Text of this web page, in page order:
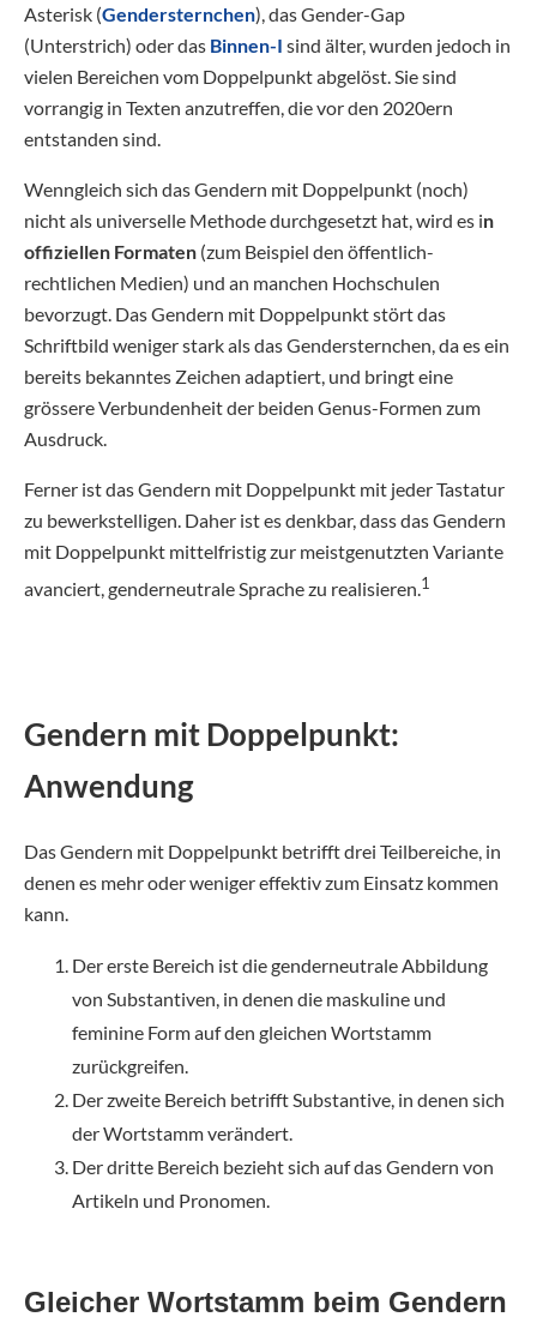
Asterisk (Gendersternchen), das Gender-Gap
(Unterstrich) oder das Binnen-I sind älter, wurden jedoch in
vielen Bereichen vom Doppelpunkt abgelöst. Sie sind
vorrangig in Texten anzutreffen, die vor den 2020ern
entstanden sind.
Wenngleich sich das Gendern mit Doppelpunkt (noch)
nicht als universelle Methode durchgesetzt hat, wird es in
offiziellen Formaten (zum Beispiel den öffentlich-
rechtlichen Medien) und an manchen Hochschulen
bevorzugt. Das Gendern mit Doppelpunkt stört das
Schriftbild weniger stark als das Gendersternchen, da es ein
bereits bekanntes Zeichen adaptiert, und bringt eine
grössere Verbundenheit der beiden Genus-Formen zum
Ausdruck.
Ferner ist das Gendern mit Doppelpunkt mit jeder Tastatur
zu bewerkstelligen. Daher ist es denkbar, dass das Gendern
mit Doppelpunkt mittelfristig zur meistgenutzten Variante
avanciert, genderneutrale Sprache zu realisieren.1
Gendern mit Doppelpunkt:
Anwendung
Das Gendern mit Doppelpunkt betrifft drei Teilbereiche, in
denen es mehr oder weniger effektiv zum Einsatz kommen
kann.
Der erste Bereich ist die genderneutrale Abbildung
von Substantiven, in denen die maskuline und
feminine Form auf den gleichen Wortstamm
zurückgreifen.
Der zweite Bereich betrifft Substantive, in denen sich
der Wortstamm verändert.
Der dritte Bereich bezieht sich auf das Gendern von
Artikeln und Pronomen.
Gleicher Wortstamm beim Gendern